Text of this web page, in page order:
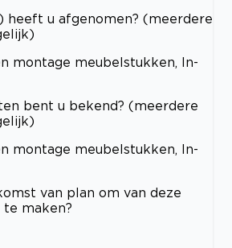
heeft u afgenomen? (meerdere
montage meubelstukken, In-
bent u bekend? (meerdere
montage meubelstukken, In-
van plan om van deze
maken?